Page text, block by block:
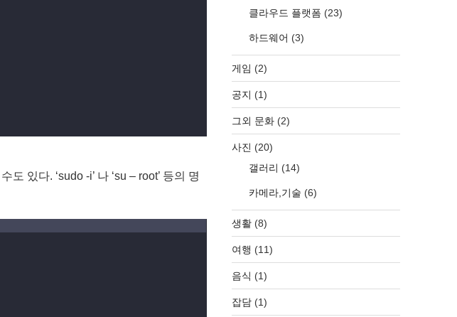
있다. ‘sudo -i’ 나 ‘su – root’ 등의 명
클라우드 플랫폼 (23)
하드웨어 (3)
게임 (2)
공지 (1)
그외 문화 (2)
사진 (20)
갤러리 (14)
카메라,기술 (6)
생활 (8)
여행 (11)
음식 (1)
잡담 (1)